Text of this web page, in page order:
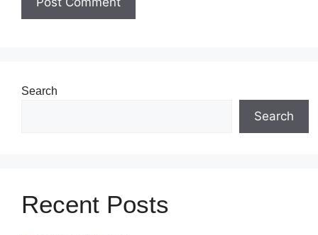
Search
Search
Recent Posts